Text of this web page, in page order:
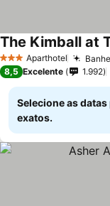
3 EstrelasAparthotel
The Kimball at
8,5 Excelente 1.992
Selecione as
exatos.